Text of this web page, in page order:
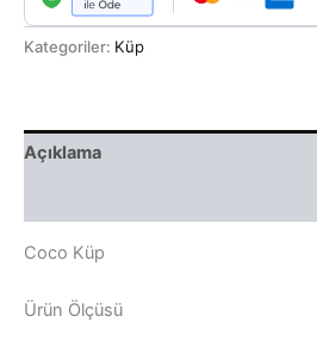
Kategoriler: Küp
Açıklama
Coco Küp
Ürün Ölçüsü